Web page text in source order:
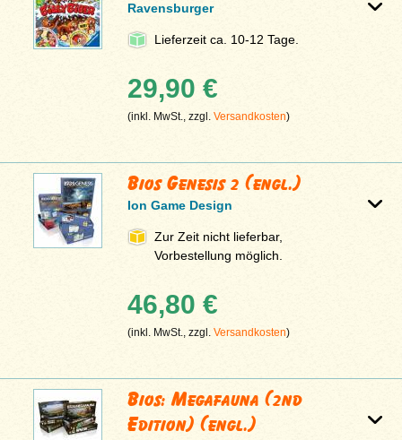
Ravensburger
Lieferzeit ca. 10-12 Tage.
29,90 €
(inkl. MwSt., zzgl.Versandkosten)
Bios Genesis 2 (engl.)
Ion Game Design
Zur Zeit nicht lieferbar,
Vorbestellung möglich.
46,80 €
(inkl. MwSt., zzgl.Versandkosten)
Bios: Megafauna (2nd
Edition) (engl.)